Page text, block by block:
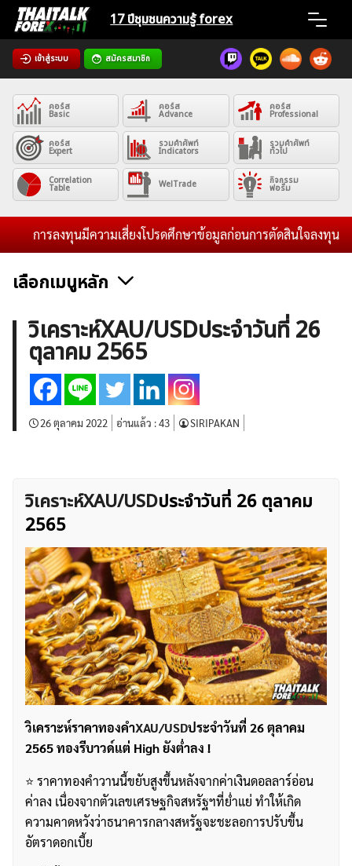
Skip
content
17 ปีชุมชนความรู้ forex
เข้าสู่ระบบ สมัครสมาชิก
Home
News
Articles
VPS Register
ค้นหา
สำหรับ:
คอร์ส
Basic
คอร์ส
Advance
คอร์ส
Professional
คอร์ส
Expert
รวมคำศัพท์
Indicators
รวมคำศัพท์
ทั่วไป
Correlation
Table WelTrade กิจกรรม
ฟอรั่ม
การลงทุนมีความเสี่ยงโปรดศึกษาข้อมูลก่อนการตัดสินใจลงทุน แล
เลือกเมนูหลัก
ข่าวฟอเร็กซ์และสกุลเงิน คริปโตเคอร์เรนซี
ฟรีซิกแนล รายวัน
บทวิเคราะห์
เศรษฐกิจทั่วไป
สินค้าโภคภัณฑ์
โบรกเกอร์ FX
โปรโมชั่น Forex
กองทุน Forex
ฟรี EA
วิเคราะห์XAU/USDประจำวันที่ 26
ตุลาคม 2565
26 ตุลาคม 2022 อ่านแล้ว :43 SIRIPAKAN
วิเคราะห์XAU/USDประจำวันที่ 26 ตุลาคม
2565
วิเคราะห์ราคาทองคำXAU/USDประจำวันที่ 26 ตุลาคม
2565 ทองรีบาวด์แต่ High ยังต่ำลง !
⭐️ ราคาทองคำวานนี้ขยับสูงขึ้นหลังจากค่าเงินดอลลาร์อ่อน
ค่าลง เนื่องจากตัวเลขเศรษฐกิจสหรัฐฯที่ย่ำแย่ ทำให้เกิด
ความคาดหวังว่าธนาคารกลางสหรัฐจะชะลอการปรับขึ้น
อัตราดอกเบี้ย